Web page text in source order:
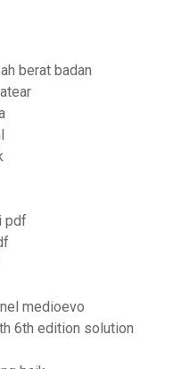
berat badan
pdf
medioevo
6th edition solution